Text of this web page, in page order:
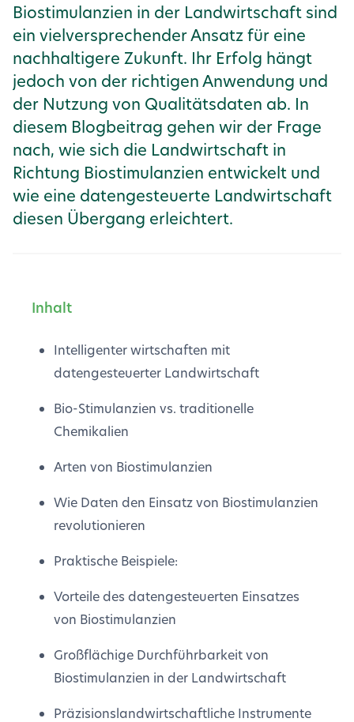
Biostimulanzien in der Landwirtschaft sind
ein vielversprechender Ansatz für eine
nachhaltigere Zukunft. Ihr Erfolg hängt
jedoch von der richtigen Anwendung und
der Nutzung von Qualitätsdaten ab. In
diesem Blogbeitrag gehen wir der Frage
nach, wie sich die Landwirtschaft in
Richtung Biostimulanzien entwickelt und
wie eine datengesteuerte Landwirtschaft
diesen Übergang erleichtert.
Inhalt
Intelligenter wirtschaften mit
datengesteuerter Landwirtschaft
Bio-Stimulanzien vs. traditionelle
Chemikalien
Arten von Biostimulanzien
Wie Daten den Einsatz von Biostimulanzien
revolutionieren
Praktische Beispiele:
Vorteile des datengesteuerten Einsatzes
von Biostimulanzien
Großflächige Durchführbarkeit von
Biostimulanzien in der Landwirtschaft
Präzisionslandwirtschaftliche Instrumente